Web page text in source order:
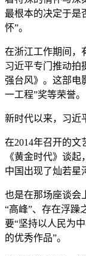
最根本的决定于是
怀”。
在浙江工作期间，
习近平专门推动拍
强台风》。这部电
一工程”奖等荣誉。
新时代以来，习近
在2014年召开的
《黄金时代》谈
中国出现了灿若星
也是在那场座谈会
“高峰”、存在浮躁
要“坚持以人民为
的优秀作品”。